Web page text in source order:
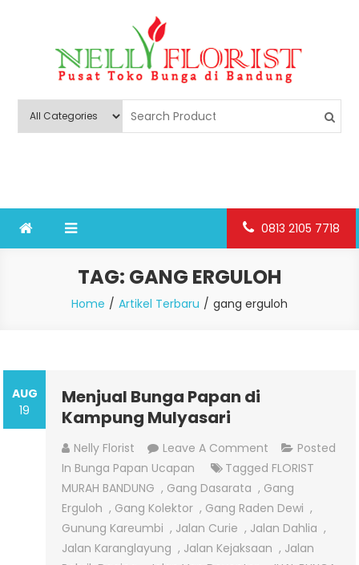
Nelly Florist Bandung
0813 2105 7718
TAG: GANG ERGULOH
Home Artikel Terbaru gang erguloh
AUG
19
Menjual Bunga Papan di
Kampung Mulyasari
Nelly Florist Leave A Comment On
Menjual
Bunga
Papan
Di
Kampung
Posted
In Bunga Papan Ucapan Tagged FLORIST
MURAH BANDUNG , Gang Dasarata , Gang
Erguloh , Gang Kolektor , Gang Raden Dewi ,
Gunung Kareumbi , Jalan Curie , Jalan Dahlia ,
Jalan Karanglayung , Jalan Kejaksaan , Jalan